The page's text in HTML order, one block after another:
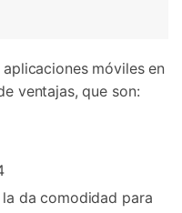
móviles en
ventajas, que son:
da comodidad para